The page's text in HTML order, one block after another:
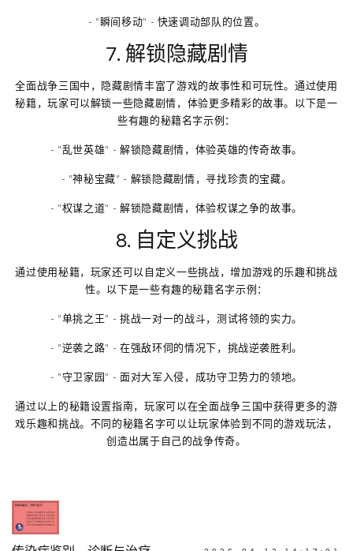
- "瞬间移动" - 快速调动部队的位置。
7. 解锁隐藏剧情
全面战争三国中，隐藏剧情丰富了游戏的故事性和可玩性。通过使用
秘籍，玩家可以解锁一些隐藏剧情，体验更多精彩的故事。以下是一
些有趣的秘籍名字示例：
- "乱世英雄" - 解锁隐藏剧情，体验英雄的传奇故事。
- "神秘宝藏" - 解锁隐藏剧情，寻找珍贵的宝藏。
- "权谋之道" - 解锁隐藏剧情，体验权谋之争的故事。
8. 自定义挑战
通过使用秘籍，玩家还可以自定义一些挑战，增加游戏的乐趣和挑战
性。以下是一些有趣的秘籍名字示例：
- "单挑之王" - 挑战一对一的战斗，测试将领的实力。
- "逆袭之路" - 在强敌环伺的情况下，挑战逆袭胜利。
- "守卫家园" - 面对大军入侵，成功守卫势力的领地。
通过以上的秘籍设置指南，玩家可以在全面战争三国中获得更多的游
戏乐趣和挑战。不同的秘籍名字可以让玩家体验到不同的游戏玩法，
创造出属于自己的战争传奇。